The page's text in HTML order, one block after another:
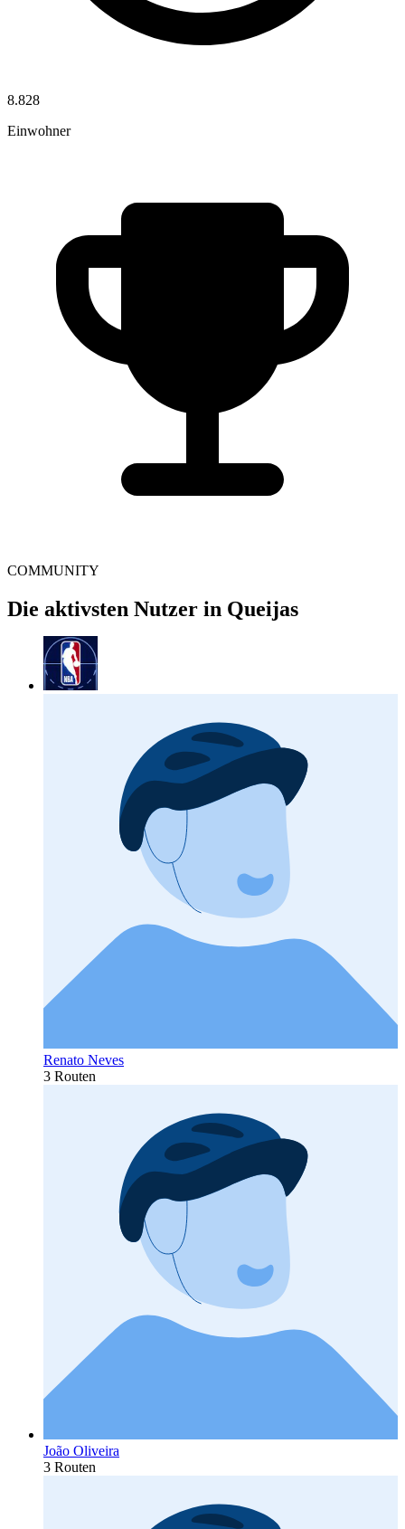
8.828
Einwohner
COMMUNITY
Die aktivsten Nutzer in Queijas
Renato Neves
3 Routen
João Oliveira
3 Routen